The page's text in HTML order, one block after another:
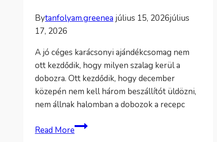
Bytanfolyam.greenea július 15, 2026július
17, 2026
A jó céges karácsonyi ajándékcsomag nem
ott kezdődik, hogy milyen szalag kerül a
dobozra. Ott kezdődik, hogy december
közepén nem kell három beszállítót üldözni,
nem állnak halomban a dobozok a recepc
Read MoreKarácsonyi